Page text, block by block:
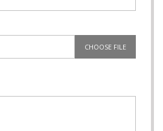
CHOOSE FILE